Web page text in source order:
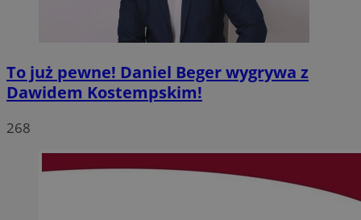
To już pewne! Daniel Beger wygrywa z
Dawidem Kostempskim!
268